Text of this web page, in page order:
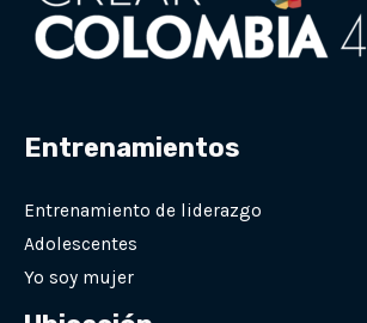
Entrenamientos
Entrenamiento de liderazgo
Adolescentes
Yo soy mujer